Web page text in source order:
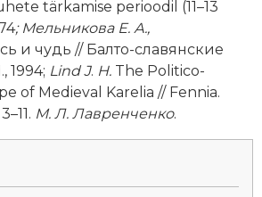
tärkamise perioodil (11–13
; Мельникова Е. А.,
и чудь // Балто-славянские
1994; Lind J. H. The Politico-
of Medieval Karelia // Fennia.
М. Л. Лавренченко.